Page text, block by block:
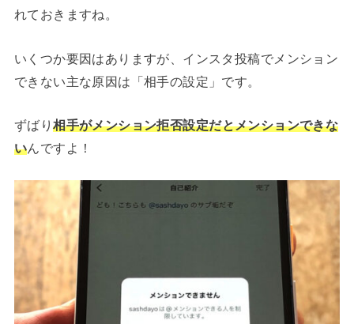
れておきますね。
いくつか要因はありますが、インスタ投稿でメンション
できない主な原因は「相手の設定」です。
ずばり相手がメンション拒否設定だとメンションできな
いんですよ！